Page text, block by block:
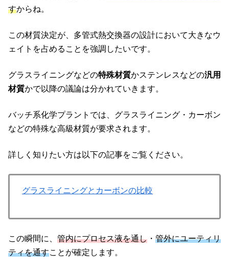
すからね。
この材質決定が、多管式熱交換器の設計において大きなウ
ェイトを占めることを強調したいです。
グラスライニングなどの特殊材質かステンレスなどの汎用
材質かで以降の議論は分かれていきます。
バッチ系化学プラントでは、グラスライニング・カーボン
などの特殊な高級材質が要求されます。
詳しく知りたい方は以下の記事をご覧ください。
グラスライニングとカーボンの比較
この瞬間に、 管内にプロセス液を通し ・ 管外にユーティリ
ティを通すことが確定します。